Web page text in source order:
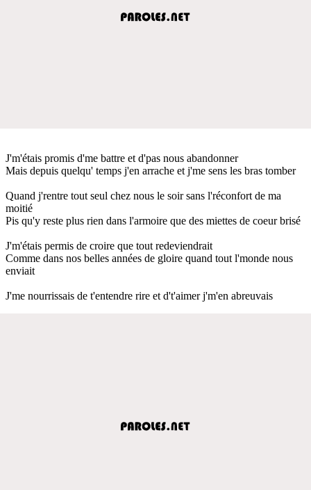
J'm'étais promis d'me battre et d'pas nous abandonner
Mais depuis quelqu' temps j'en arrache et j'me sens les bras tomber
Quand j'rentre tout seul chez nous le soir sans l'réconfort de ma
moitié
Pis qu'y reste plus rien dans l'armoire que des miettes de coeur brisé
J'm'étais permis de croire que tout redeviendrait
Comme dans nos belles années de gloire quand tout l'monde nous
enviait
J'me nourrissais de t'entendre rire et d't'aimer j'm'en abreuvais